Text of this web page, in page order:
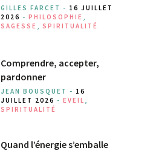
GILLES FARCET - 16 JUILLET
2026 - PHILOSOPHIE ,
SAGESSE , SPIRITUALITÉ
Comprendre, accepter,
pardonner
JEAN BOUSQUET - 16
JUILLET 2026 - EVEIL ,
SPIRITUALITÉ
Quand l’énergie s’emballe